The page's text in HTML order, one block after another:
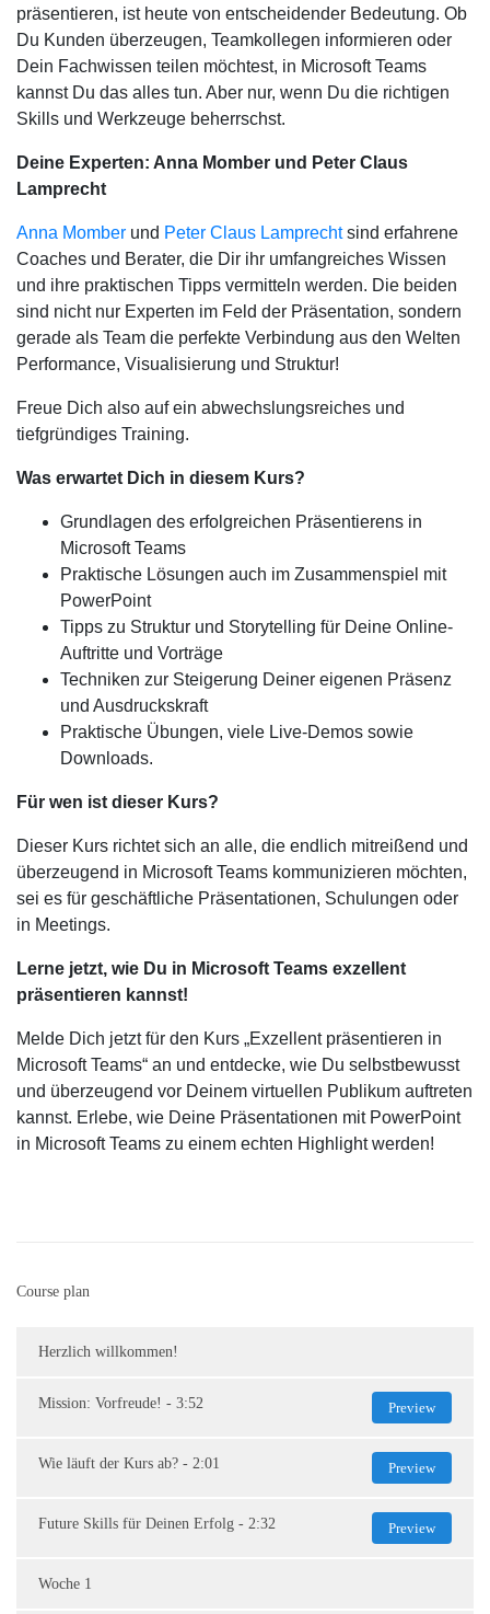
präsentieren, ist heute von entscheidender Bedeutung. Ob
Du Kunden überzeugen, Teamkollegen informieren oder
Dein Fachwissen teilen möchtest, in Microsoft Teams
kannst Du das alles tun. Aber nur, wenn Du die richtigen
Skills und Werkzeuge beherrschst.
Deine Experten: Anna Momber und Peter Claus
Lamprecht
Anna Momber und Peter Claus Lamprechtsind erfahrene
Coaches und Berater, die Dir ihr umfangreiches Wissen
und ihre praktischen Tipps vermitteln werden. Die beiden
sind nicht nur Experten im Feld der Präsentation, sondern
gerade als Team die perfekte Verbindung aus den Welten
Performance, Visualisierung und Struktur!
Freue Dich also auf ein abwechslungsreiches und
tiefgründiges Training.
Was erwartet Dich in diesem Kurs?
Grundlagen des erfolgreichen Präsentierens in
Microsoft Teams
Praktische Lösungen auch im Zusammenspiel mit
PowerPoint
Tipps zu Struktur und Storytelling für Deine Online-
Auftritte und Vorträge
Techniken zur Steigerung Deiner eigenen Präsenz
und Ausdruckskraft
Praktische Übungen, viele Live-Demos sowie
Downloads.
Für wen ist dieser Kurs?
Dieser Kurs richtet sich an alle, die endlich mitreißend und
überzeugend in Microsoft Teams kommunizieren möchten,
sei es für geschäftliche Präsentationen, Schulungen oder
in Meetings.
Lerne jetzt, wie Du in Microsoft Teams exzellent
präsentieren kannst!
Melde Dich jetzt für den Kurs „Exzellent präsentieren in
Microsoft Teams“ an und entdecke, wie Du selbstbewusst
und überzeugend vor Deinem virtuellen Publikum auftreten
kannst. Erlebe, wie Deine Präsentationen mit PowerPoint
in Microsoft Teams zu einem echten Highlight werden!
Course plan
Herzlich willkommen!
Mission: Vorfreude! - 3:52 Preview
Wie läuft der Kurs ab? - 2:01 Preview
Future Skills für Deinen Erfolg - 2:32 Preview
Woche 1